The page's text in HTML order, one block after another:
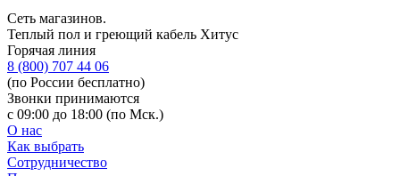
Сеть магазинов.
Теплый пол и греющий кабель Хитус
Горячая линия
8 (800) 707 44 06
(по России бесплатно)
Звонки принимаются
с 09:00 до 18:00 (по Мск.)
О нас
Как выбрать
Сотрудничество